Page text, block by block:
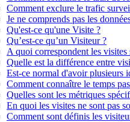
Comment exclure le trafic
Je ne comprends pas les
Qu'est-ce qu'une Visite ?
Qu’est-ce qu’un Visiteur ?
A quoi correspondent les visites
Quelle est la différence entre
Est-ce normal d'avoir plusieurs
Comment connaître le temps
Quelles sont les métriques
En quoi les visites ne sont pas
Comment sont définis les